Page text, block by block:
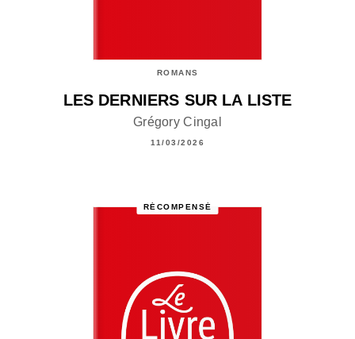
ROMANS
LES DERNIERS SUR LA LISTE
Grégory Cingal
11/03/2026
RÉCOMPENSÉ